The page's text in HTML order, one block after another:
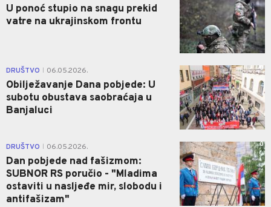
U ponoć stupio na snagu prekid
vatre na ukrajinskom frontu
DRUŠTVO 06.05.2026.
Obilježavanje Dana pobjede: U
subotu obustava saobraćaja u
Banjaluci
0
DRUŠTVO 06.05.2026.
Dan pobjede nad fašizmom:
SUBNOR RS poručio - "Mladima
ostaviti u nasljeđe mir, slobodu i
antifašizam"
0